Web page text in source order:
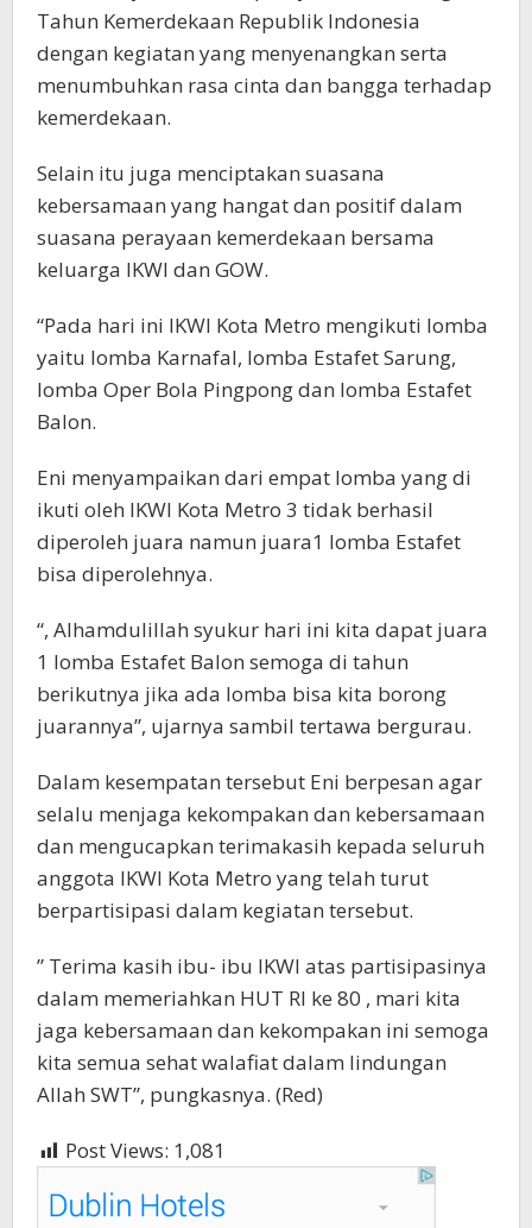
Tahun Kemerdekaan Republik Indonesia
dengan kegiatan yang menyenangkan serta
menumbuhkan rasa cinta dan bangga terhadap
kemerdekaan.
Selain itu juga menciptakan suasana
kebersamaan yang hangat dan positif dalam
suasana perayaan kemerdekaan bersama
keluarga IKWI dan GOW.
“Pada hari ini IKWI Kota Metro mengikuti lomba
yaitu lomba Karnafal, lomba Estafet Sarung,
lomba Oper Bola Pingpong dan lomba Estafet
Balon.
Eni menyampaikan dari empat lomba yang di
ikuti oleh IKWI Kota Metro 3 tidak berhasil
diperoleh juara namun juara1 lomba Estafet
bisa diperolehnya.
“, Alhamdulillah syukur hari ini kita dapat juara
1 lomba Estafet Balon semoga di tahun
berikutnya jika ada lomba bisa kita borong
juarannya”, ujarnya sambil tertawa bergurau.
Dalam kesempatan tersebut Eni berpesan agar
selalu menjaga kekompakan dan kebersamaan
dan mengucapkan terimakasih kepada seluruh
anggota IKWI Kota Metro yang telah turut
berpartisipasi dalam kegiatan tersebut.
” Terima kasih ibu- ibu IKWI atas partisipasinya
dalam memeriahkan HUT RI ke 80 , mari kita
jaga kebersamaan dan kekompakan ini semoga
kita semua sehat walafiat dalam lindungan
Allah SWT”, pungkasnya. (Red)
Post Views: 1,081